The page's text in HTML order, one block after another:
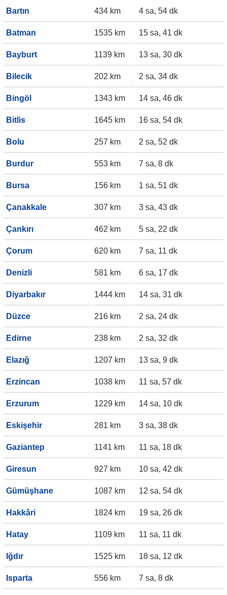
Bartın 434 km 4 sa, 54 dk
Batman 1535 km 15 sa, 41 dk
Bayburt 1139 km 13 sa, 30 dk
Bilecik 202 km 2 sa, 34 dk
Bingöl 1343 km 14 sa, 46 dk
Bitlis 1645 km 16 sa, 54 dk
Bolu 257 km 2 sa, 52 dk
Burdur 553 km 7 sa, 8 dk
Bursa 156 km 1 sa, 51 dk
Çanakkale 307 km 3 sa, 43 dk
Çankırı 462 km 5 sa, 22 dk
Çorum 620 km 7 sa, 11 dk
Denizli 581 km 6 sa, 17 dk
Diyarbakır 1444 km 14 sa, 31 dk
Düzce 216 km 2 sa, 24 dk
Edirne 238 km 2 sa, 32 dk
Elazığ 1207 km 13 sa, 9 dk
Erzincan 1038 km 11 sa, 57 dk
Erzurum 1229 km 14 sa, 10 dk
Eskişehir 281 km 3 sa, 38 dk
Gaziantep 1141 km 11 sa, 18 dk
Giresun 927 km 10 sa, 42 dk
Gümüşhane 1087 km 12 sa, 54 dk
Hakkâri 1824 km 19 sa, 26 dk
Hatay 1109 km 11 sa, 11 dk
Iğdır 1525 km 18 sa, 12 dk
Isparta 556 km 7 sa, 8 dk